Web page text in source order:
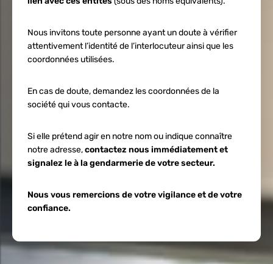
Nous invitons toute personne ayant un doute à vérifier
attentivement l’identité de l’interlocuteur ainsi que les
coordonnées utilisées.
En cas de doute, demandez les coordonnées de la
société qui vous contacte.
Si elle prétend agir en notre nom ou indique connaître
notre adresse,contactez nous immédiatement et
signalez le à la gendarmerie de votre secteur.
Nous vous remercions de votre vigilance et de votre
confiance.
chaleur 2026